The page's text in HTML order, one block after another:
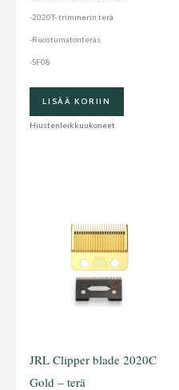
-2020T- trimmerin terä
-Ruostumatonteräs
-SF08
LISÄÄ KORIIN
Hiustenleikkuukoneet
JRL Clipper blade 2020C
Gold – terä